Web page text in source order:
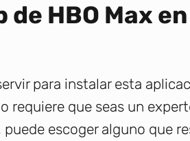
HBO Max
para instalar esta
requiere que seas un
escoger alguno que